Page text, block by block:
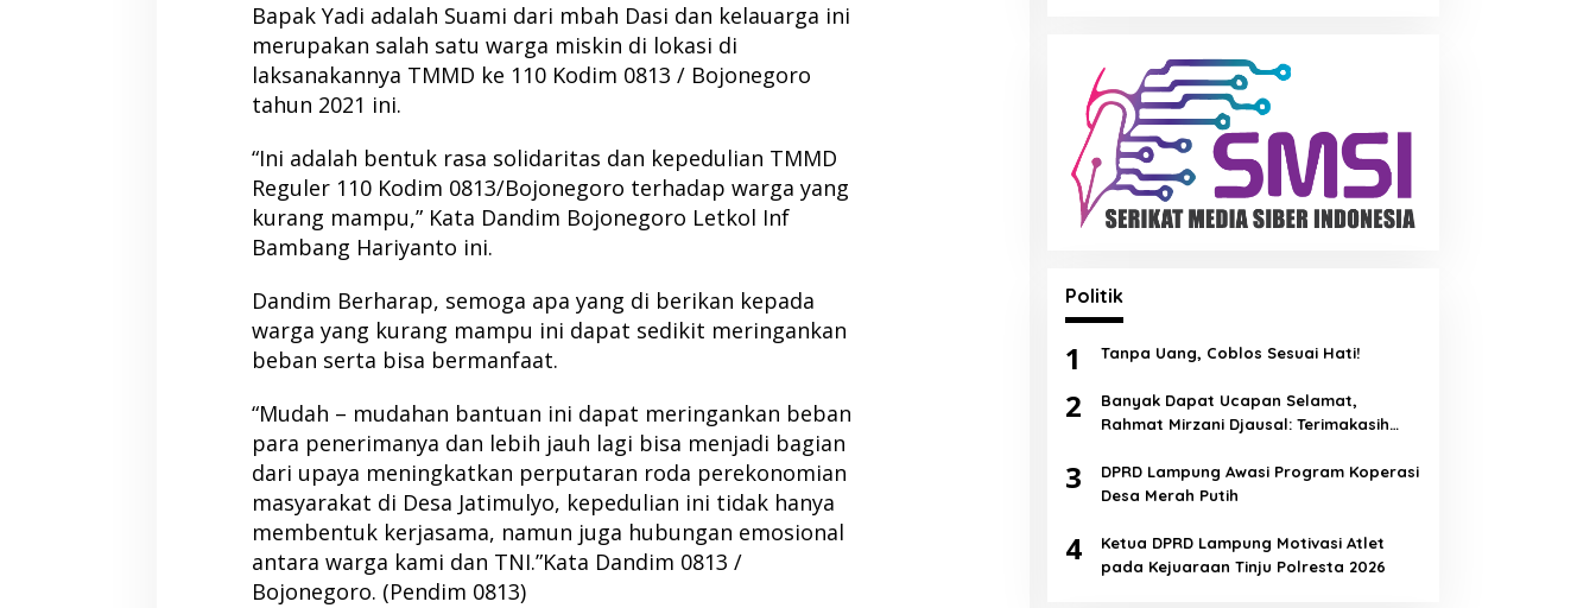
Bapak Yadi adalah Suami dari mbah Dasi dan kelauarga ini
merupakan salah satu warga miskin di lokasi di
laksanakannya TMMD ke 110 Kodim 0813 / Bojonegoro
tahun 2021 ini.
“Ini adalah bentuk rasa solidaritas dan kepedulian TMMD
Reguler 110 Kodim 0813/Bojonegoro terhadap warga yang
kurang mampu,” Kata Dandim Bojonegoro Letkol Inf
Bambang Hariyanto ini.
Dandim Berharap, semoga apa yang di berikan kepada
warga yang kurang mampu ini dapat sedikit meringankan
beban serta bisa bermanfaat.
“Mudah – mudahan bantuan ini dapat meringankan beban
para penerimanya dan lebih jauh lagi bisa menjadi bagian
dari upaya meningkatkan perputaran roda perekonomian
masyarakat di Desa Jatimulyo, kepedulian ini tidak hanya
membentuk kerjasama, namun juga hubungan emosional
antara warga kami dan TNI.”Kata Dandim 0813 /
Bojonegoro. (Pendim 0813)
Politik
1 Tanpa Uang, Coblos Sesuai Hati!
2
Banyak Dapat Ucapan Selamat,
Rahmat Mirzani Djausal: Terimakasih
3
DPRD Lampung Awasi Program Koperasi
Desa Merah Putih
4
Ketua DPRD Lampung Motivasi Atlet
pada Kejuaraan Tinju Polresta 2026